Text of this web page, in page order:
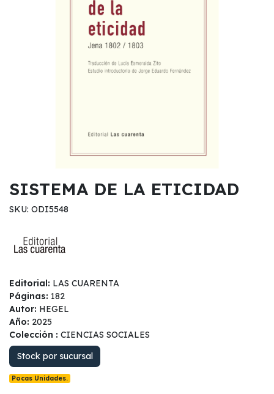
SISTEMA DE LA ETICIDAD
SKU: ODI5548
Editorial: LAS CUARENTA
Páginas: 182
Autor: HEGEL
Año: 2025
Colección : CIENCIAS SOCIALES
Stock por sucursal
Pocas Unidades.